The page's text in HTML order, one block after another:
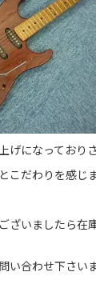
げになっており
こだわりを感じ
ざいましたら在
い合わせ下さい